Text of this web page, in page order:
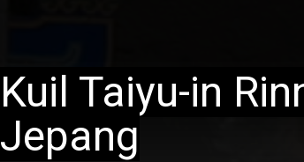
Kuil Taiyu-in
Jepang